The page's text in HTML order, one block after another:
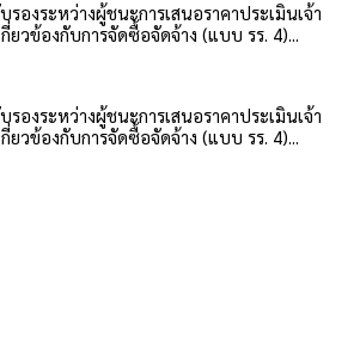
รองระหว่างผู้ชนะการเสนอราคาประเมินเจ้า
ยวข้องกับการจัดซื้อจัดจ้าง (แบบ รร. 4)...
รองระหว่างผู้ชนะการเสนอราคาประเมินเจ้า
ยวข้องกับการจัดซื้อจัดจ้าง (แบบ รร. 4)...